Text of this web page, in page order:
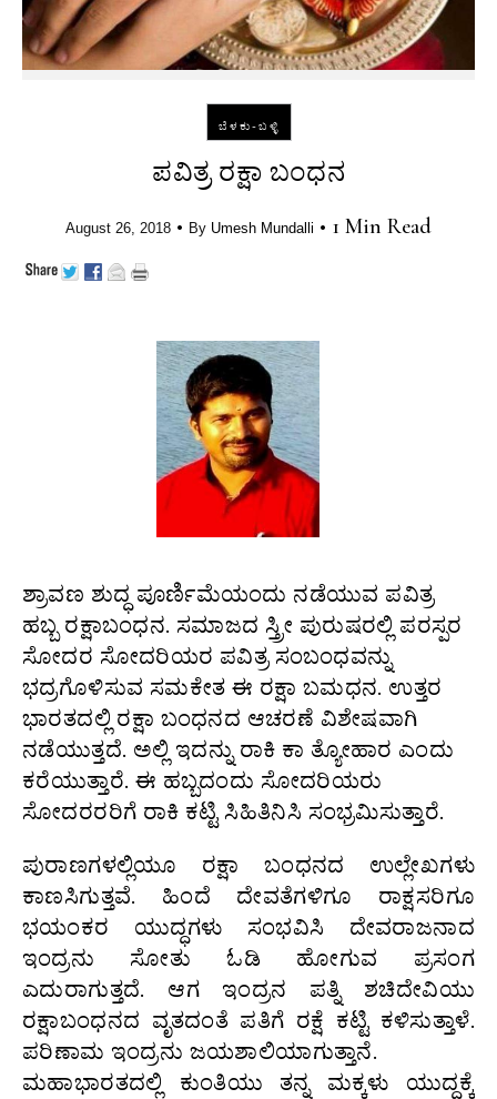
ಬೆಳಕು-ಬಳ್ಳಿ
ಪವಿತ್ರ ರಕ್ಷಾ ಬಂಧನ
August 26, 2018 • By Umesh Mundalli • 1 Min Read
ಶ್ರಾವಣ ಶುದ್ಧ ಪೂರ್ಣಿಮೆಯಂದು ನಡೆಯುವ ಪವಿತ್ರ
ಹಬ್ಬ ರಕ್ಷಾಬಂಧನ. ಸಮಾಜದ ಸ್ತ್ರೀ ಪುರುಷರಲ್ಲಿ ಪರಸ್ಪರ
ಸೋದರ ಸೋದರಿಯರ ಪವಿತ್ರ ಸಂಬಂಧವನ್ನು
ಭದ್ರಗೊಳಿಸುವ ಸಮಕೇತ ಈ ರಕ್ಷಾ ಬಮಧನ. ಉತ್ತರ
ಭಾರತದಲ್ಲಿ ರಕ್ಷಾ ಬಂಧನದ ಆಚರಣೆ ವಿಶೇಷವಾಗಿ
ನಡೆಯುತ್ತದೆ. ಅಲ್ಲಿ ಇದನ್ನು ರಾಕಿ ಕಾ ತ್ಯೋಹಾರ ಎಂದು
ಕರೆಯುತ್ತಾರೆ. ಈ ಹಬ್ಬದಂದು ಸೋದರಿಯರು
ಸೋದರರರಿಗೆ ರಾಕಿ ಕಟ್ಟಿ ಸಿಹಿತಿನಿಸಿ ಸಂಭ್ರಮಿಸುತ್ತಾರೆ.
ಪುರಾಣಗಳಲ್ಲಿಯೂ ರಕ್ಷಾ ಬಂಧನದ ಉಲ್ಲೇಖಗಳು
ಕಾಣಸಿಗುತ್ತವೆ. ಹಿಂದೆ ದೇವತೆಗಳಿಗೂ ರಾಕ್ಷಸರಿಗೂ
ಭಯಂಕರ ಯುದ್ಧಗಳು ಸಂಭವಿಸಿ ದೇವರಾಜನಾದ
ಇಂದ್ರನು ಸೋತು ಓಡಿ ಹೋಗುವ ಪ್ರಸಂಗ
ಎದುರಾಗುತ್ತದೆ. ಆಗ ಇಂದ್ರನ ಪತ್ನಿ ಶಚಿದೇವಿಯು
ರಕ್ಷಾಬಂಧನದ ವೃತದಂತೆ ಪತಿಗೆ ರಕ್ಷೆ ಕಟ್ಟಿ ಕಳಿಸುತ್ತಾಳೆ.
ಪರಿಣಾಮ ಇಂದ್ರನು ಜಯಶಾಲಿಯಾಗುತ್ತಾನೆ.
ಮಹಾಭಾರತದಲ್ಲಿ ಕುಂತಿಯು ತನ್ನ ಮಕ್ಕಳು ಯುದ್ಧಕ್ಕೆ